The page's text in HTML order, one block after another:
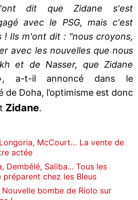
dit que Zidane s'est
avec le PSG, mais c'est
Ils m'ont dit : "nous croyons,
avec les nouvelles que nous
et de Nasser, que Zidane
t-il annoncé dans le
de Doha, l’optimisme est donc
Zidane.
McCourt… La vente de
actée
Dembélé, Saliba... Tous les
chez les Bleus
bombe de Riolo sur